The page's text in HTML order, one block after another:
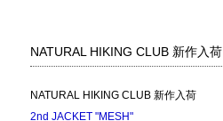
NATURAL HIKING CLUB 新作入荷
NATURAL HIKING CLUB 新作入荷
2nd JACKET "MESH"